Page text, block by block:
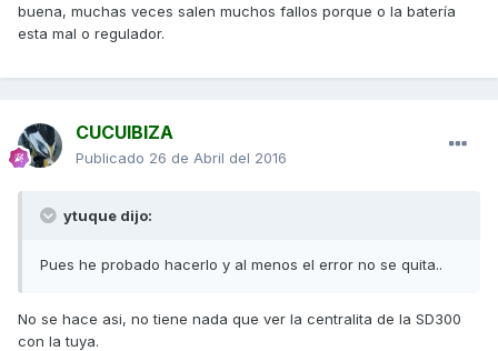
buena, muchas veces salen muchos fallos porque o la batería
esta mal o regulador.
CUCUIBIZA
Publicado 26 de Abril del 2016
ytuque dijo:
Pues he probado hacerlo y al menos el error no se quita..
No se hace asi, no tiene nada que ver la centralita de la SD300
con la tuya.